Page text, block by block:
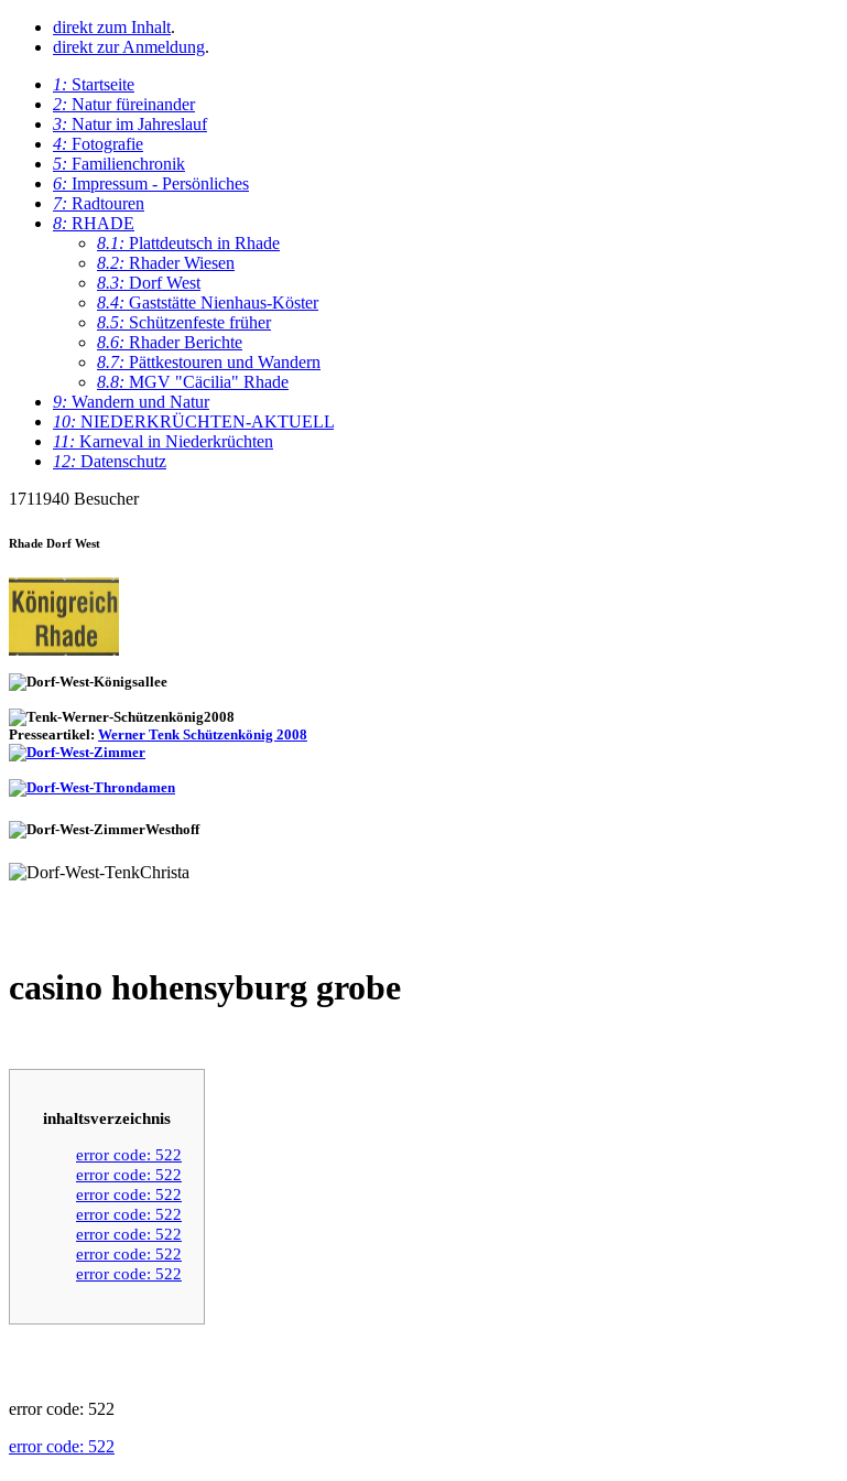
direkt zum Inhalt.
direkt zur Anmeldung.
1: Startseite
2: Natur füreinander
3: Natur im Jahreslauf
4: Fotografie
5: Familienchronik
6: Impressum - Persönliches
7: Radtouren
8: RHADE
8.1: Plattdeutsch in Rhade
8.2: Rhader Wiesen
8.3: Dorf West
8.4: Gaststätte Nienhaus-Köster
8.5: Schützenfeste früher
8.6: Rhader Berichte
8.7: Pättkestouren und Wandern
8.8: MGV "Cäcilia" Rhade
9: Wandern und Natur
10: NIEDERKRÜCHTEN-AKTUELL
11: Karneval in Niederkrüchten
12: Datenschutz
1711940 Besucher
Rhade Dorf West
Presseartikel: Werner Tenk Schützenkönig 2008
casino hohensyburg grobe
inhaltsverzeichnis
error code: 522
error code: 522
error code: 522
error code: 522
error code: 522
error code: 522
error code: 522
error code: 522
error code: 522